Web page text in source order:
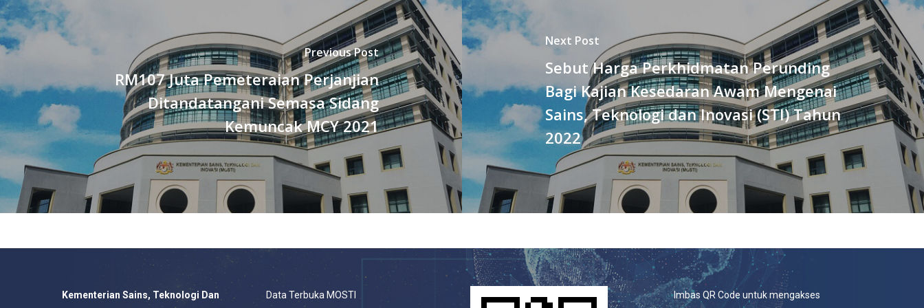
Previous Post
RM107 Juta Pemeteraian Perjanjian
Ditandatangani Semasa Sidang
Kemuncak MCY 2021
Next Post
Sebut Harga Perkhidmatan Perunding
Bagi Kajian Kesedaran Awam Mengenai
Sains, Teknologi dan Inovasi (STI) Tahun
2022
Kementerian Sains, Teknologi Dan
Data Terbuka MOSTI
Imbas QR Code untuk mengakses